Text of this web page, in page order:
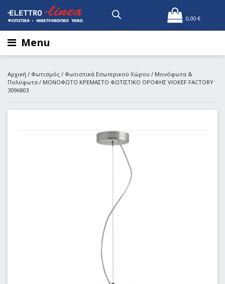
0,00 €
Menu
Αρχική / Φωτισμός / Φωτιστικά Εσωτερικού Χώρου / Μονόφωτα &
Πολύφωτα / ΜΟΝΟΦΩΤΟ ΚΡΕΜΑΣΤΟ ΦΩΤΙΣΤΙΚΟ ΟΡΟΦΗΣ VIOKEF FACTORY
3096803